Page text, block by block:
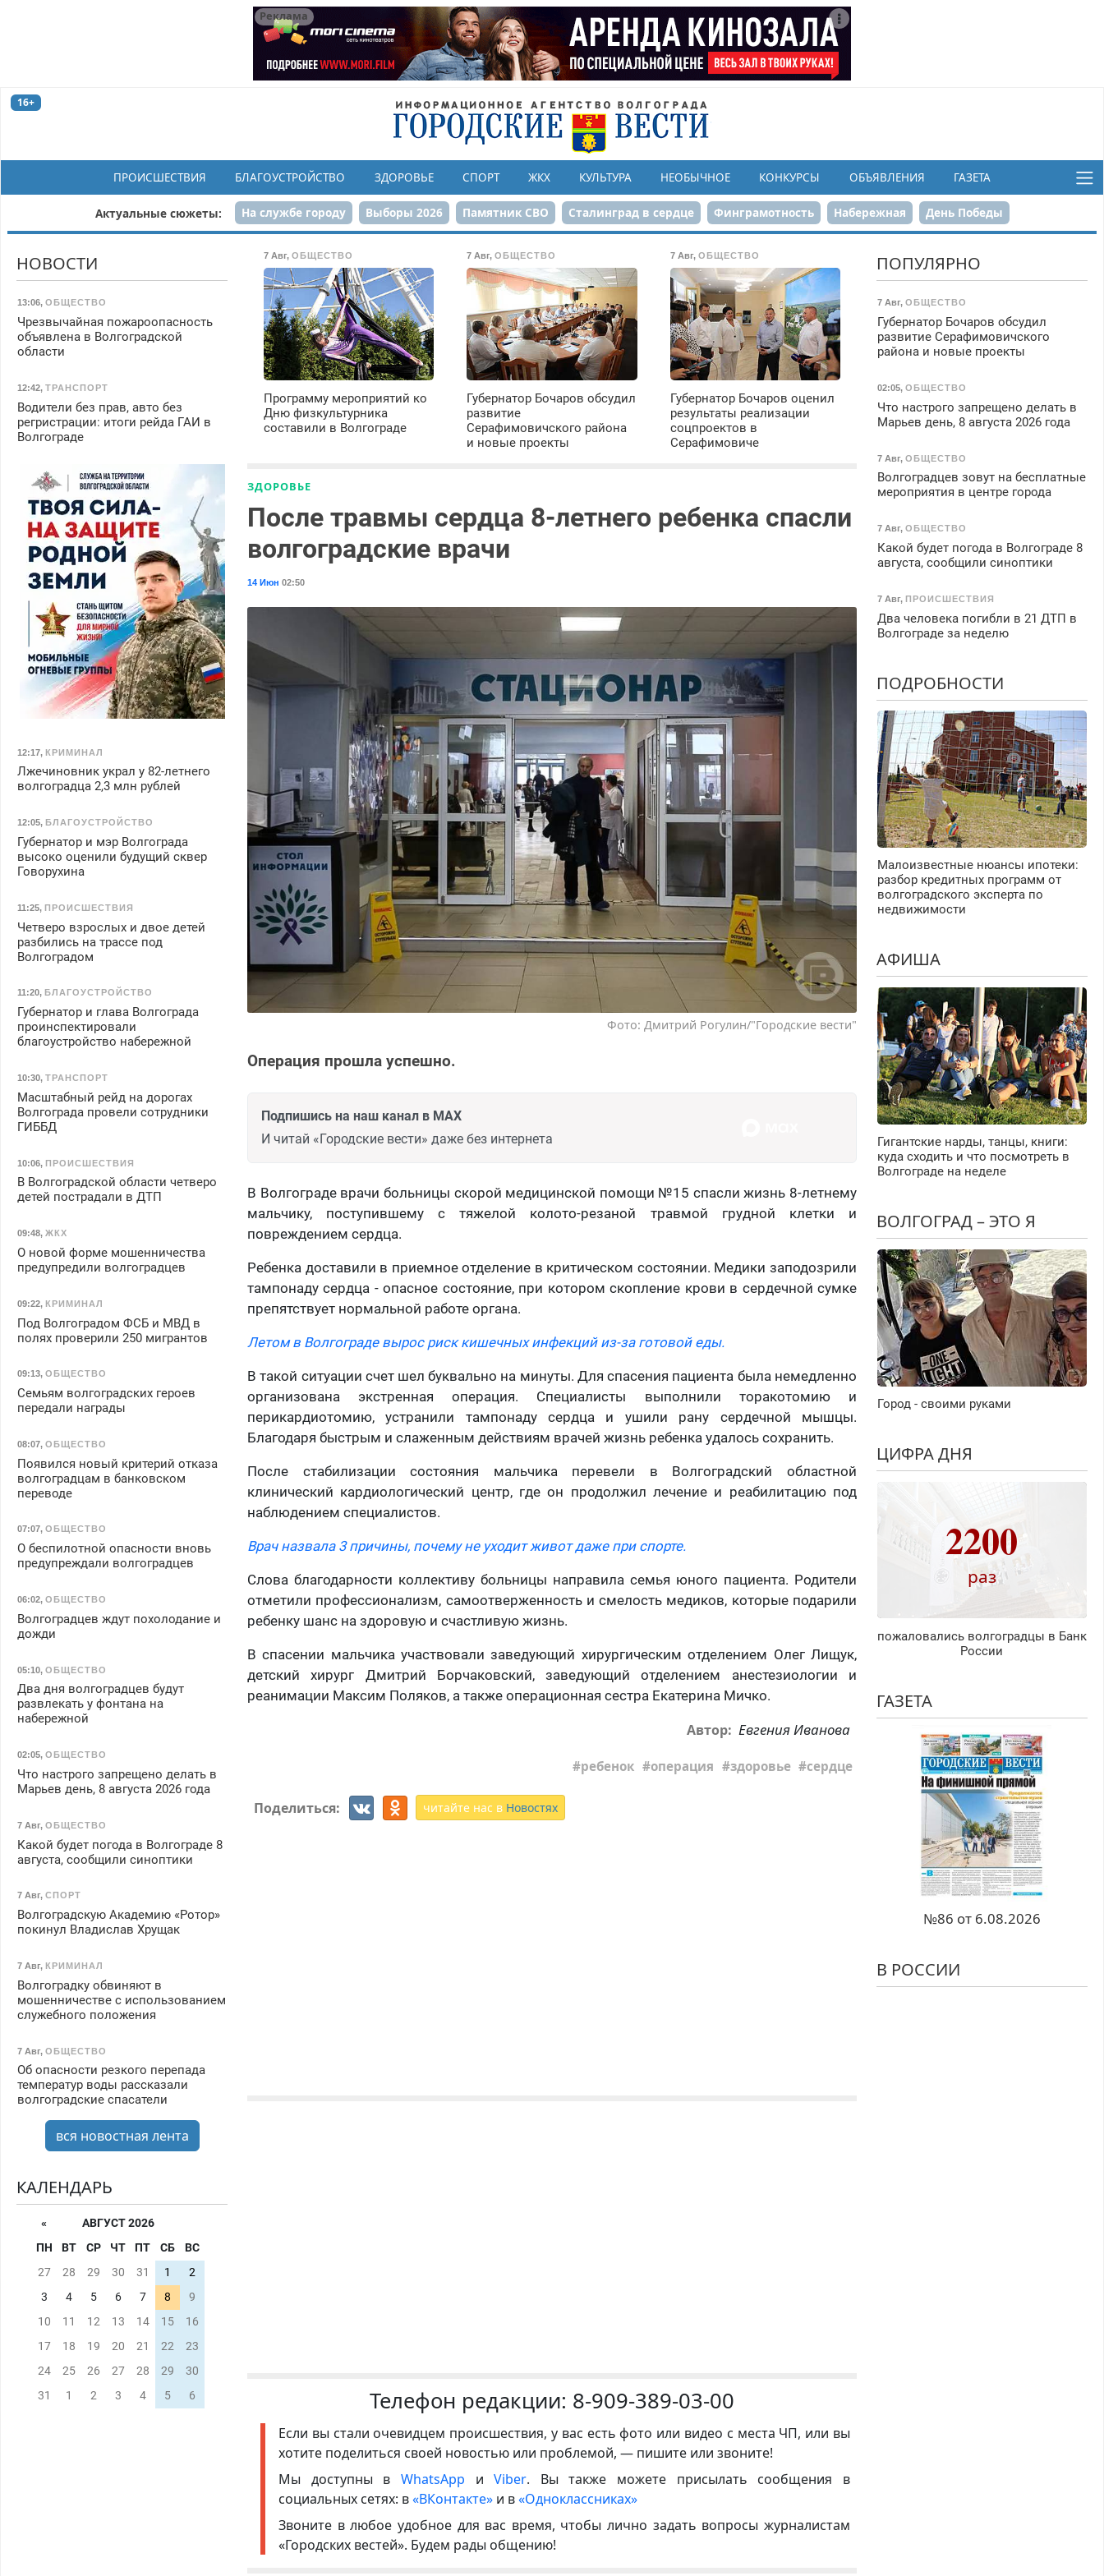
Реклама
16+
ПРОИСШЕСТВИЯ БЛАГОУСТРОЙСТВО ЗДОРОВЬЕ СПОРТ ЖКХ КУЛЬТУРА НЕОБЫЧНОЕ КОНКУРСЫ ОБЪЯВЛЕНИЯ ГАЗЕТА
Актуальные сюжеты: На службе городу Выборы 2026 Памятник СВО Сталинград в сердце Финграмотность Набережная День Победы
Реконструкция ЦПКиО 80-летие Победы Парк Героев-летчиков
7 Авг,ОБЩЕСТВО
Программу мероприятий ко
Дню физкультурника
составили в Волгограде
7 Авг,ОБЩЕСТВО
Губернатор Бочаров обсудил
развитие
Серафимовичского района
и новые проекты
7 Авг, ОБЩЕСТВО
Губернатор Бочаров оценил
результаты реализации
соцпроектов в
Серафимовиче
ЗДОРОВЬЕ
После травмы сердца 8-летнего ребенка спасли
волгоградские врачи
14 Июн 02:50
Фото: Дмитрий Рогулин/"Городские вести"
Операция прошла успешно.
Подпишись на наш канал в MAX
И читай «Городские вести» даже без интернета
В Волгограде врачи больницы скорой медицинской помощи №15 спасли жизнь 8-летнему
мальчику, поступившему с тяжелой колото-резаной травмой грудной клетки и
повреждением сердца.
Ребенка доставили в приемное отделение в критическом состоянии. Медики заподозрили
тампонаду сердца - опасное состояние, при котором скопление крови в сердечной сумке
препятствует нормальной работе органа.
Летом в Волгограде вырос риск кишечных инфекций из-за готовой еды.
В такой ситуации счет шел буквально на минуты. Для спасения пациента была немедленно
организована экстренная операция. Специалисты выполнили торакотомию и
перикардиотомию, устранили тампонаду сердца и ушили рану сердечной мышцы.
Благодаря быстрым и слаженным действиям врачей жизнь ребенка удалось сохранить.
После стабилизации состояния мальчика перевели в Волгоградский областной
клинический кардиологический центр, где он продолжил лечение и реабилитацию под
наблюдением специалистов.
Врач назвала 3 причины, почему не уходит живот даже при спорте.
Слова благодарности коллективу больницы направила семья юного пациента. Родители
отметили профессионализм, самоотверженность и смелость медиков, которые подарили
ребенку шанс на здоровую и счастливую жизнь.
В спасении мальчика участвовали заведующий хирургическим отделением Олег Лищук,
детский хирург Дмитрий Борчаковский, заведующий отделением анестезиологии и
реанимации Максим Поляков, а также операционная сестра Екатерина Мичко.
Автор: Евгения Иванова
ребенок операция здоровье сердце
Поделиться: читайте нас в Новостях
Телефон редакции: 8-909-389-03-00
Если вы стали очевидцем происшествия, у вас есть фото или видео с места ЧП, или вы
хотите поделиться своей новостью или проблемой, — пишите или звоните!
Мы доступны в WhatsApp иViber. Вы также можете присылать сообщения в
социальных сетях: в«ВКонтакте» и в«Одноклассниках»
Звоните в любое удобное для вас время, чтобы лично задать вопросы журналистам
«Городских вестей». Будем рады общению!
НОВОСТИ
13:06, ОБЩЕСТВО
Чрезвычайная пожароопасность
объявлена в Волгоградской
области
12:42, ТРАНСПОРТ
Водители без прав, авто без
регристрации: итоги рейда ГАИ в
Волгограде
12:17, КРИМИНАЛ
Лжечиновник украл у 82-летнего
волгоградца 2,3 млн рублей
12:05, БЛАГОУСТРОЙСТВО
Губернатор и мэр Волгограда
высоко оценили будущий сквер
Говорухина
11:25, ПРОИСШЕСТВИЯ
Четверо взрослых и двое детей
разбились на трассе под
Волгоградом
11:20, БЛАГОУСТРОЙСТВО
Губернатор и глава Волгограда
проинспектировали
благоустройство набережной
10:30, ТРАНСПОРТ
Масштабный рейд на дорогах
Волгограда провели сотрудники
ГИББД
10:06, ПРОИСШЕСТВИЯ
В Волгоградской области четверо
детей пострадали в ДТП
09:48, ЖКХ
О новой форме мошенничества
предупредили волгоградцев
09:22, КРИМИНАЛ
Под Волгоградом ФСБ и МВД в
полях проверили 250 мигрантов
09:13, ОБЩЕСТВО
Семьям волгоградских героев
передали награды
08:07, ОБЩЕСТВО
Появился новый критерий отказа
волгоградцам в банковском
переводе
07:07, ОБЩЕСТВО
О беспилотной опасности вновь
предупреждали волгоградцев
06:02, ОБЩЕСТВО
Волгоградцев ждут похолодание и
дожди
05:10, ОБЩЕСТВО
Два дня волгоградцев будут
развлекать у фонтана на
набережной
02:05, ОБЩЕСТВО
Что настрого запрещено делать в
Марьев день, 8 августа 2026 года
7 Авг, ОБЩЕСТВО
Какой будет погода в Волгограде 8
августа, сообщили синоптики
7 Авг, СПОРТ
Волгоградскую Академию «Ротор»
покинул Владислав Хрущак
7 Авг, КРИМИНАЛ
Волгоградку обвиняют в
мошенничестве с использованием
служебного положения
7 Авг, ОБЩЕСТВО
Об опасности резкого перепада
температур воды рассказали
волгоградские спасатели
вся новостная лента
КАЛЕНДАРЬ
«
АВГУСТ 2026
ПН
ВТ СР ЧТ ПТ СБ
ВС
27
28 29 30 31 1
2
3
4 5 6 7 8
9
10
11 12 13 14 15
16
17
18 19 20 21 22
23
24
25 26 27 28 29
30
31
1 2 3 4 5 6
ПОПУЛЯРНО
7 Авг, ОБЩЕСТВО
Губернатор Бочаров обсудил
развитие Серафимовичского
района и новые проекты
02:05, ОБЩЕСТВО
Что настрого запрещено делать в
Марьев день, 8 августа 2026 года
7 Авг, ОБЩЕСТВО
Волгоградцев зовут на бесплатные
мероприятия в центре города
7 Авг, ОБЩЕСТВО
Какой будет погода в Волгограде 8
августа, сообщили синоптики
7 Авг, ПРОИСШЕСТВИЯ
Два человека погибли в 21 ДТП в
Волгограде за неделю
ПОДРОБНОСТИ
Малоизвестные нюансы ипотеки:
разбор кредитных программ от
волгоградского эксперта по
недвижимости
АФИША
Гигантские нарды, танцы, книги:
куда сходить и что посмотреть в
Волгограде на неделе
ВОЛГОГРАД – ЭТО Я
Город - своими руками
ЦИФРА ДНЯ
2200
раз
пожаловались волгоградцы в Банк
России
ГАЗЕТА
№86 от 6.08.2026
В РОССИИ